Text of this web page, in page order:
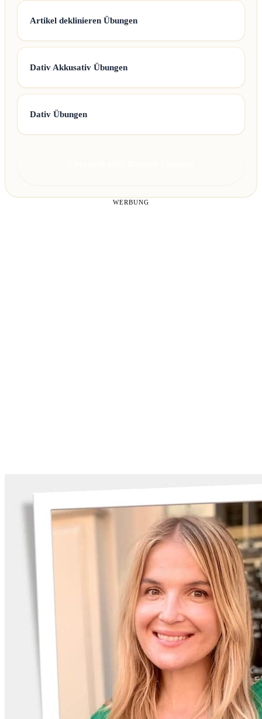
Artikel deklinieren Übungen
Dativ Akkusativ Übungen
Dativ Übungen
WERBUNG